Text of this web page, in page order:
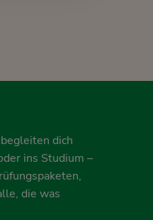
dich
ins Studium –
die was